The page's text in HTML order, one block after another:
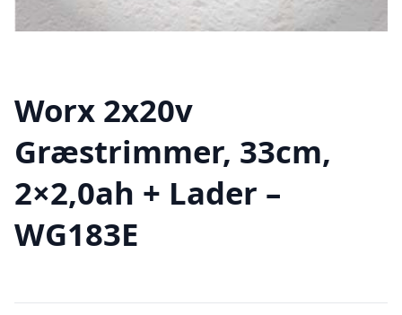
Worx 2x20v
Græstrimmer, 33cm,
2×2,0ah + Lader –
WG183E